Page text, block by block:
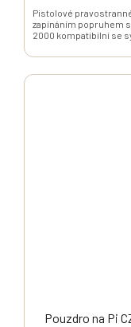
Pistolové
zapínáním popruhem
2000 kompatibilní se
Pouzdro na Pi